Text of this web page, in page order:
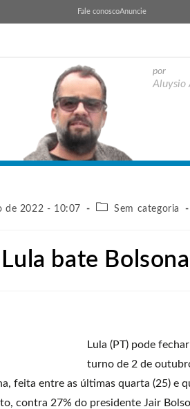
Fale conoscoAnuncie
por
Aluysio
de 2022 - 10:07 Sem categoria
bate
Lula (PT) pode
turno de 2 de
feita entre as últimas quarta (25) e
contra 27% do presidente Jair